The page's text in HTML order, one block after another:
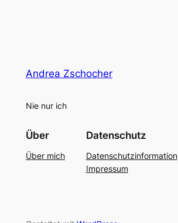
Andrea Zschocher
Nie nur ich
Über
Über mich
Datenschutz
Datenschutzinformation
Impressum